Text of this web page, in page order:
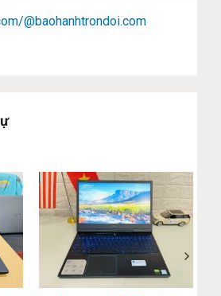
@baohanhtrondoi.com